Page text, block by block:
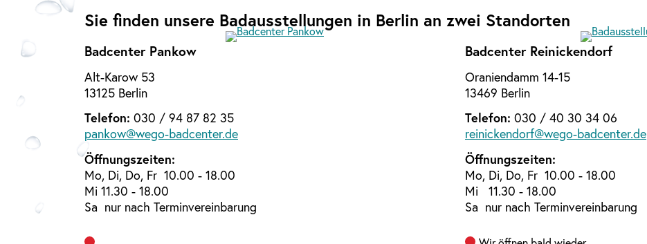
Sie finden unsere Badausstellungen in Berlin an zwei Standorten
Badcenter Pankow
Alt-Karow 53
13125 Berlin
Telefon: 030 / 94 87 82 35
pankow@wego-badcenter.de
Öffnungszeiten:
Mo, Di, Do, Fr 10.00 - 18.00
Mi 11.30 - 18.00
Sa nur nach Terminvereinbarung
Badcenter Reinickendorf
Oraniendamm 14-15
13469 Berlin
Telefon: 030 / 40 30 34 06
reinickendorf@wego-badcenter.de
Öffnungszeiten:
Mo, Di, Do, Fr 10.00 - 18.00
Mi 11.30 - 18.00
Sa nur nach Terminvereinbarung